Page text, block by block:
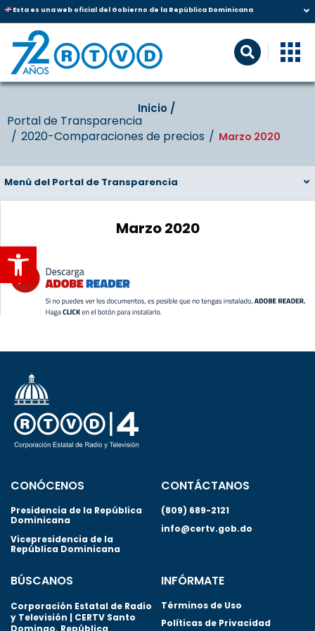
Abrir barra de herramientas
Esta es una web oficial del Gobierno de la República Dominicana
Inicio‎‎ /‎ ‎
Portal de Transparencia
2020-Comparaciones de precios
Marzo 2020
Menú del Portal de Transparencia
Marzo 2020
CONÓCENOS
Presidencia de la República
Dominicana
Vicepresidencia de la
República Dominicana
CONTÁCTANOS
(809) 689-2121
info@certv.gob.do
BÚSCANOS
Corporación Estatal de Radio
y Televisión | CERTV Santo
Domingo. República
INFÓRMATE
Términos de Uso
Políticas de Privacidad